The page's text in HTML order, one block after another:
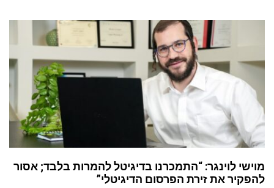
מוישי לוינגר: “התמכרנו בדיגיטל להמרות בלבד; אסור
להפקיר את זירת הפרסום הדיגיטלי”